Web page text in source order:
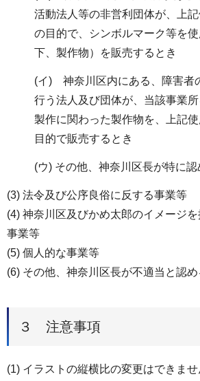
活動法人等の非営利団体が、上
の目的で、シンボルマーク等を
下、製作物）を販売するとき
(イ) 神奈川区内にある、障害者
行う法人及び団体が、当該事業
製作に関わった製作物を、上記
目的で販売するとき
(ウ) その他、神奈川区長が特に認
(3) 法令及び公序良俗に反する事業等
(4) 神奈川区及びかめ太郎のイメージ
事業等
(5) 個人的な事業等
(6) その他、神奈川区長が不適当と認
３ 注意事項
(1) イラストの縦横比の変更はできませ